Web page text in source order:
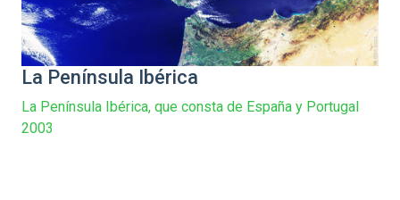
La Península Ibérica
La Península Ibérica, que consta de España y Portugal
2003